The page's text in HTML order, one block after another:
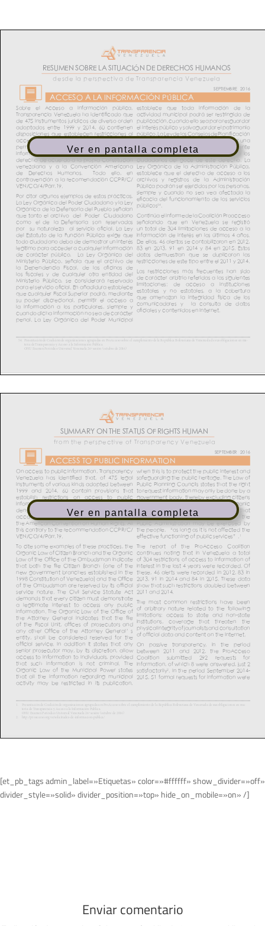
Ver en pantalla completa
Ver en pantalla completa
[et_pb_tags admin_label=»Etiquetas» color=»#ffffff» show_divider=»off»
divider_style=»solid» divider_position=»top» hide_on_mobile=»on» /]
Enviar comentario